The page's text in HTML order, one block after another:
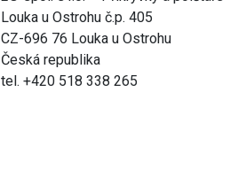
Louka u Ostrohu č.p. 405
CZ-696 76 Louka u Ostrohu
Česká republika
tel. +420 518 338 265